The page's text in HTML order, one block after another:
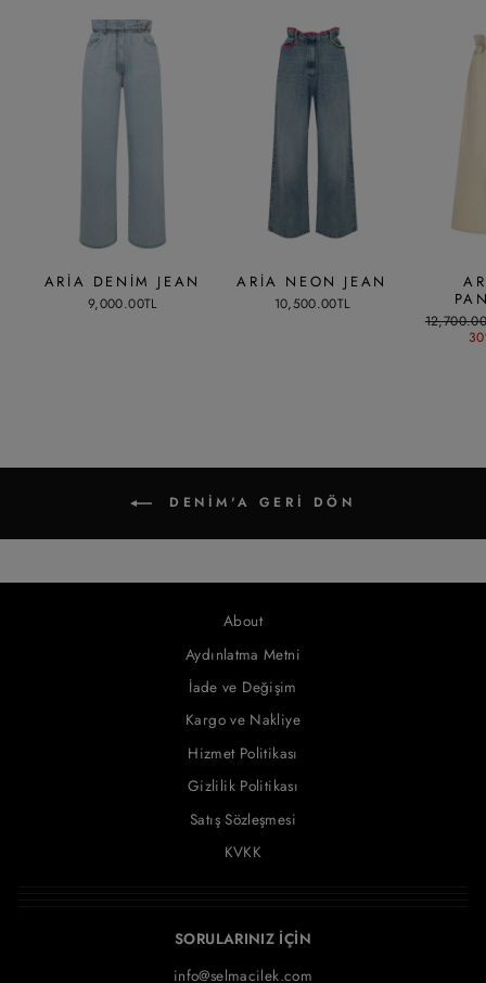
ARIA DENIM JEAN
9,000.00TL
ARIA NEON JEAN
10,500.00TL
Liste
DENIM'A GERI DÖN
About
Aydınlatma Metni
İade ve Değişim
Kargo ve Nakliye
Hizmet Politikası
Gizlilik Politikası
Satış Sözleşmesi
KVKK
SORULARINIZ İÇİN
info@selmacilek.com